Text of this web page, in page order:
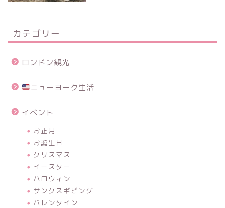
カテゴリー
ロンドン観光
ニューヨーク生活
イベント
お正月
お誕生日
クリスマス
イースター
ハロウィン
サンクスギビング
バレンタイン